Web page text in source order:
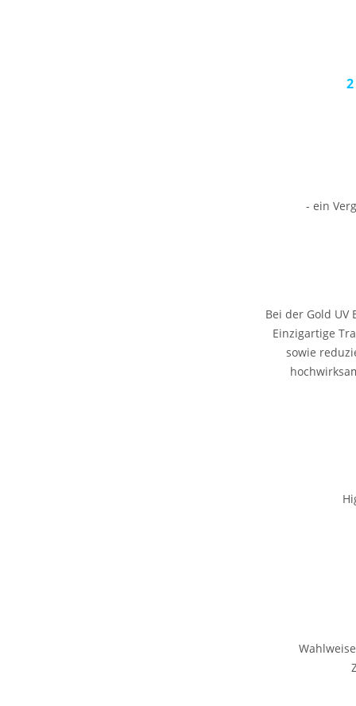
- ein
Bei der Gold
Einzigartige
sowie